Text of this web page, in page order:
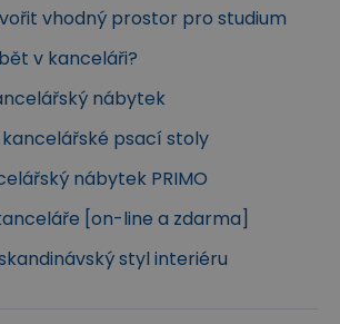
+
+
a každodenní praktičnosti
vhodný prostor pro studium
v kanceláři?
nábytek
kancelářské psací stoly
nábytek PRIMO
[on-line a zdarma]
styl interiéru